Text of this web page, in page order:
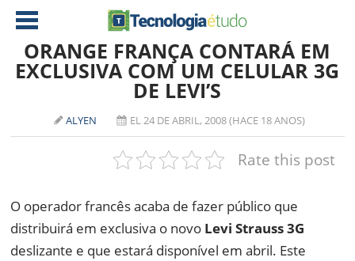
NVIDIA
TABLETS
NOKIA
DOWNLOADS
ORANGE FRANÇA CONTARÁ EM
EXCLUSIVA COM UM CELULAR 3G
DE LEVI’S
ALYEN EL 24 DE ABRIL, 2008 (HACE 18 ANOS)
Rate this post
O operador francês acaba de fazer público que
distribuirá em exclusiva o novo Levi Strauss 3G
deslizante e que estará disponível em abril. Este